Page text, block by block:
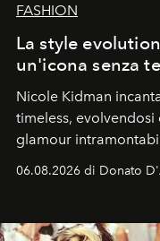
FASHION
La style
un'icona senza
Nicole Kidman
timeless,
glamour
Italia la sua style
06.08.2026 di Donato